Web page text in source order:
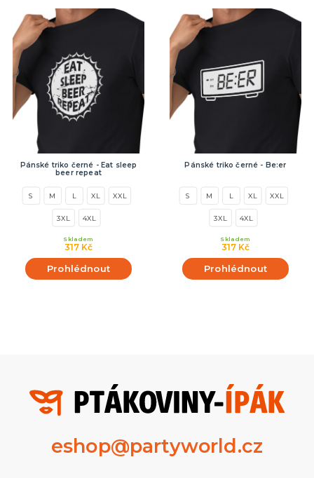
Pánské triko černé - Eat sleep
beer repeat
S M L XL XXL
3XL 4XL
317 Kč
Skladem
Prohlédnout
Pánské triko černé - Be:er
S M L XL XXL
3XL 4XL
317 Kč
Skladem
Prohlédnout
eshop@partyworld.cz